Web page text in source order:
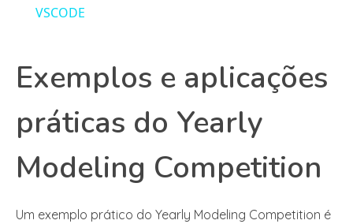
VSCODE
Exemplos e aplicações
práticas do Yearly
Modeling Competition
Um exemplo prático do Yearly Modeling Competition é